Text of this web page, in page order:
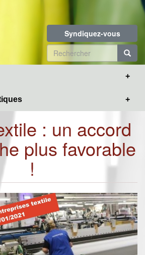
Syndiquez-vous
Formulaire
de
: un accord
plus favorable
!